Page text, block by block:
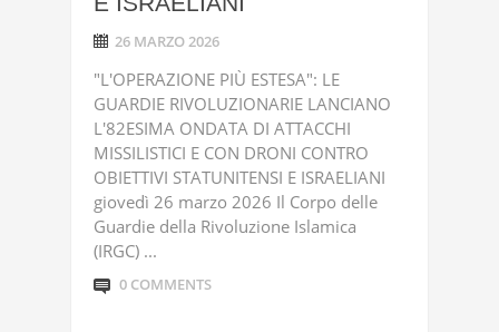
26 MARZO 2026
"L'OPERAZIONE PIÙ ESTESA": LE
GUARDIE RIVOLUZIONARIE LANCIANO
L'82ESIMA ONDATA DI ATTACCHI
MISSILISTICI E CON DRONI CONTRO
OBIETTIVI STATUNITENSI E ISRAELIANI
giovedì 26 marzo 2026 Il Corpo delle
Guardie della Rivoluzione Islamica
(IRGC) ...
0 COMMENTS